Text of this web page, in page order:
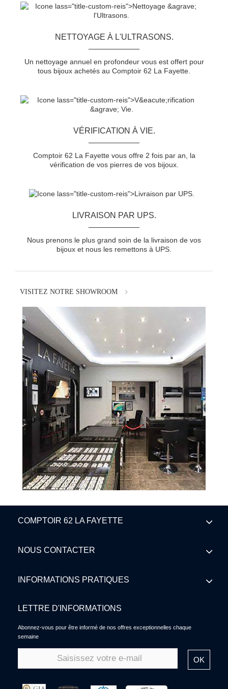
NETTOYAGE À L'ULTRASONS.
Un nettoyage annuel en profondeur vous est offert pour
tous bijoux achetés au Comptoir 62 La Fayette.
VÉRIFICATION À VIE.
Comptoir 62 La Fayette vous offre 2 fois par an, la
vérification de vos pierres de vos bijoux.
LIVRAISON PAR UPS.
Nous prenons le plus grand soin de la livraison de vos
bijoux et nous les remettons à UPS.
VISITEZ NOTRE SHOWROOM
COMPTOIR 62 LA FAYETTE
NOUS CONTACTER
INFORMATIONS PRATIQUES
LETTRE D'INFORMATIONS
Abonnez-vous pour être informé de nos offres exceptionnelles chaque
semaine
OK